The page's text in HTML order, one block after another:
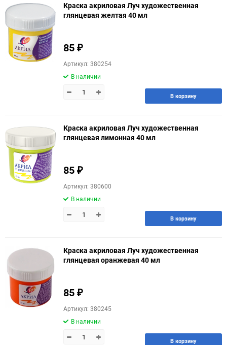
Краска акриловая Луч художественная
глянцевая желтая 40 мл
85 ₽
Артикул: 380254
В наличии
В корзину
Краска акриловая Луч художественная
глянцевая лимонная 40 мл
85 ₽
Артикул: 380600
В наличии
В корзину
Краска акриловая Луч художественная
глянцевая оранжевая 40 мл
85 ₽
Артикул: 380245
В наличии
В корзину